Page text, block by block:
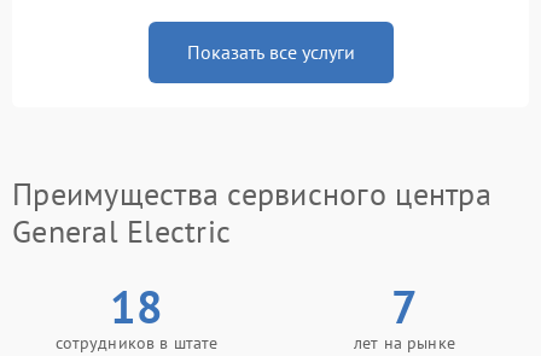
Показать все услуги
Преимущества сервисного центра
General Electric
18
сотрудников в штате
7
лет на рынке